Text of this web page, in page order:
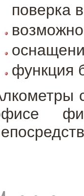
поверка
функция